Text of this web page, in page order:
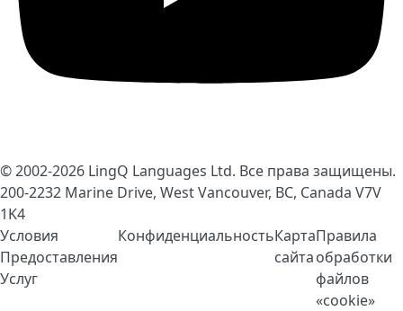
© 2002-2026 LingQ Languages Ltd. Все права защищены.
200-2232 Marine Drive, West Vancouver, BC, Canada V7V
1K4
Условия
Предоставления
Услуг
КонфиденциальностьКарта
сайта
Правила
обработки
файлов
«cookie»